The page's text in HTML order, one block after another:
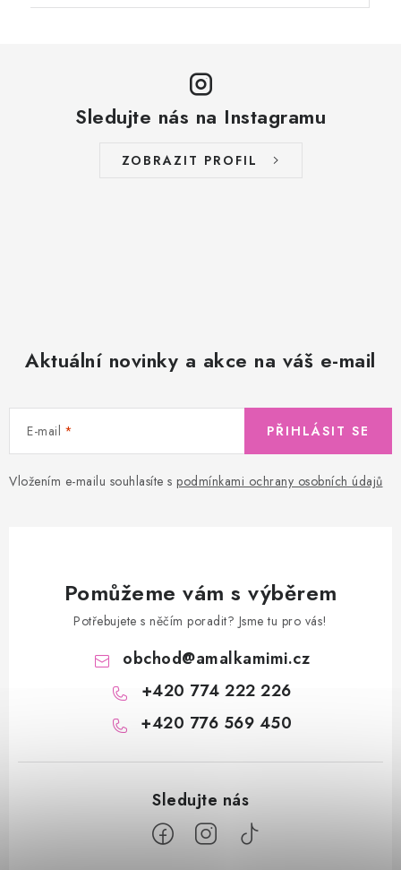
Sledujte nás na Instagramu
ZOBRAZIT PROFIL
Aktuální novinky a akce na váš e-mail
E-mail
Vložením e-mailu souhlasíte s podmínkami ochrany osobních údajů
PŘIHLÁSIT SE
Pomůžeme vám s výběrem
Potřebujete s něčím poradit? Jsme tu pro vás!
obchod@amalkamimi.cz
+420 774 222 226
+420 776 569 450